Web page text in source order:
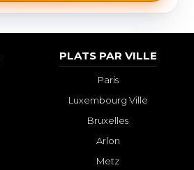
PLATS PAR VILLE
Paris
Luxembourg Ville
Bruxelles
Arlon
Metz